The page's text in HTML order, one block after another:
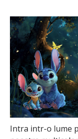
Intra intr-o lume